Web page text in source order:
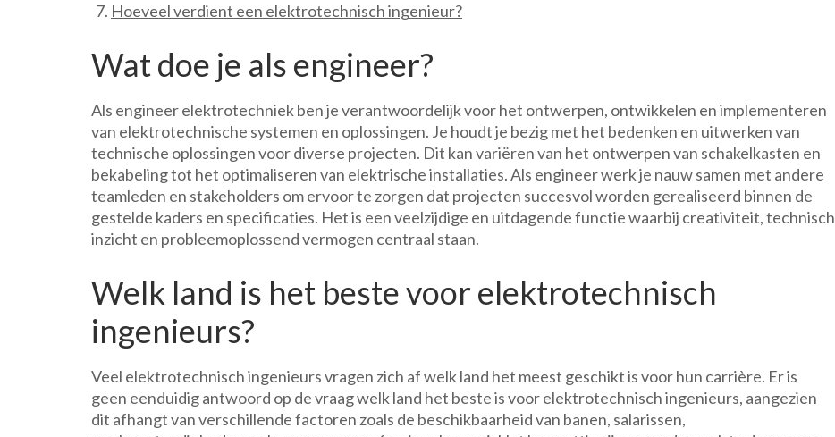
Hoeveel verdient een elektrotechnisch ingenieur?
Wat doe je als engineer?
Als engineer elektrotechniek ben je verantwoordelijk voor het ontwerpen, ontwikkelen en implementeren
van elektrotechnische systemen en oplossingen. Je houdt je bezig met het bedenken en uitwerken van
technische oplossingen voor diverse projecten. Dit kan variëren van het ontwerpen van schakelkasten en
bekabeling tot het optimaliseren van elektrische installaties. Als engineer werk je nauw samen met andere
teamleden en stakeholders om ervoor te zorgen dat projecten succesvol worden gerealiseerd binnen de
gestelde kaders en specificaties. Het is een veelzijdige en uitdagende functie waarbij creativiteit, technisch
inzicht en probleemoplossend vermogen centraal staan.
Welk land is het beste voor elektrotechnisch
ingenieurs?
Veel elektrotechnisch ingenieurs vragen zich af welk land het meest geschikt is voor hun carrière. Er is
geen eenduidig antwoord op de vraag welk land het beste is voor elektrotechnisch ingenieurs, aangezien
dit afhangt van verschillende factoren zoals de beschikbaarheid van banen, salarissen,